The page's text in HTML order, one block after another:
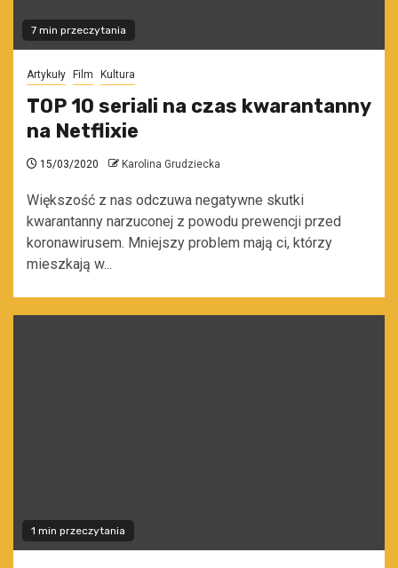
7 min przeczytania
Artykuły Film Kultura
TOP 10 seriali na czas kwarantanny
na Netflixie
15/03/2020 Karolina Grudziecka
Większość z nas odczuwa negatywne skutki
kwarantanny narzuconej z powodu prewencji przed
koronawirusem. Mniejszy problem mają ci, którzy
mieszkają w...
1 min przeczytania